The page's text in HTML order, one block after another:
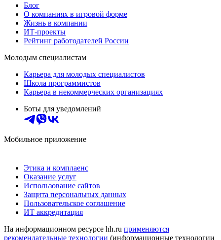
Блог
О компаниях в игровой форме
Жизнь в компании
ИТ-проекты
Рейтинг работодателей России
Молодым специалистам
Карьера для молодых специалистов
Школа программистов
Карьера в некоммерческих организациях
Боты для уведомлений
Мобильное приложение
Этика и комплаенс
Оказание услуг
Использование сайтов
Защита персональных данных
Пользовательское соглашение
ИТ аккредитация
На информационном ресурсе hh.ru применяются
рекомендательные технологии (информационные технологии